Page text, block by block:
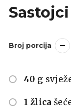
Sastojci
Broj porcija
40 g
1 žlica